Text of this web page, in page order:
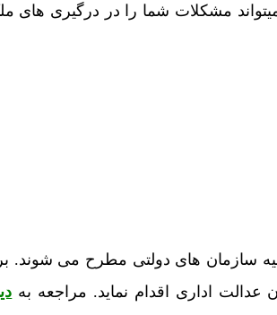
میتواند مشکلات شما را در درگیری های
سازمان های دولتی مطرح می شوند.
اداری اقدام نماید. مراجعه به